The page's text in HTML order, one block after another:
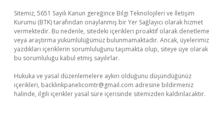
Sitemiz, 5651 Sayılı Kanun gereğince Bilgi Teknolojileri ve İletişim
Kurumu (BTK) tarafından onaylanmış bir Yer Sağlayıcı olarak hizmet
vermektedir. Bu nedenle, sitedeki içerikleri proaktif olarak denetleme
veya araştırma yükümlülüğümüz bulunmamaktadır. Ancak, üyelerimiz
yazdıkları içeriklerin sorumluluğunu taşımakta olup, siteye üye olarak
bu sorumluluğu kabul etmiş sayılırlar.
Hukuka ve yasal düzenlemelere aykırı olduğunu düşündüğünüz
içerikleri, backlinkpanelicomtr@gmail.com adresine bildirmeniz
halinde, ilgili içerikler yasal süre içerisinde sitemizden kaldırılacaktır.